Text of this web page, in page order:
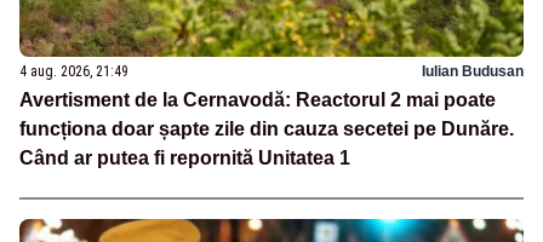
4 aug. 2026, 21:49 Iulian Budusan
Avertisment de la Cernavodă: Reactorul 2 mai poate
funcționa doar șapte zile din cauza secetei pe Dunăre.
Când ar putea fi repornită Unitatea 1